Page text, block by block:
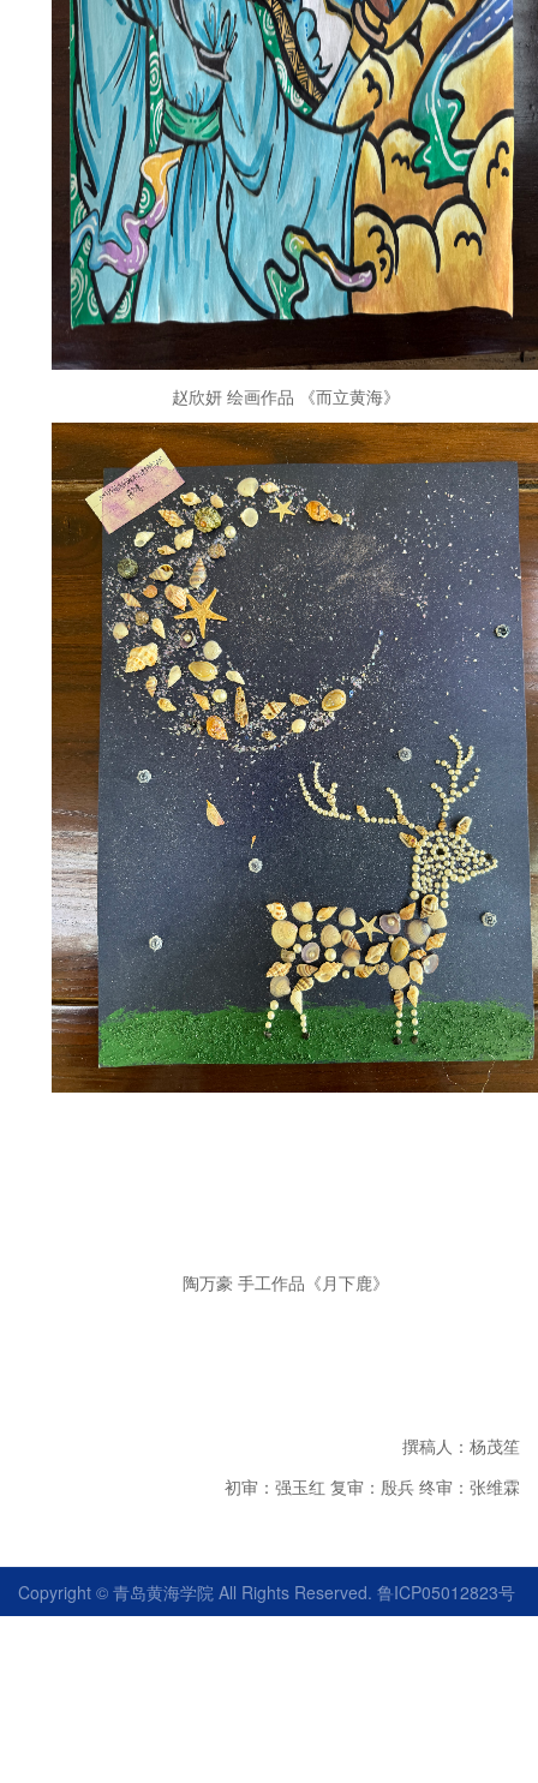
赵欣妍 绘画作品 《而立黄海》
陶万豪 手工作品《月下鹿》
撰稿人：杨茂笙
初审：强玉红 复审：殷兵 终审：张维霖
Copyright © 青岛黄海学院 All Rights Reserved. 鲁ICP05012823号